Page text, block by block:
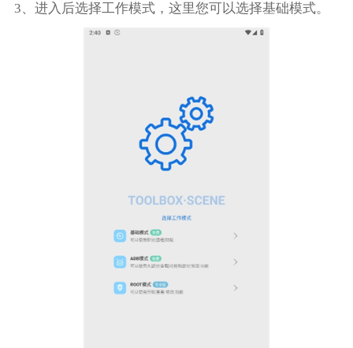
3、进入后选择工作模式，这里您可以选择基础模式。